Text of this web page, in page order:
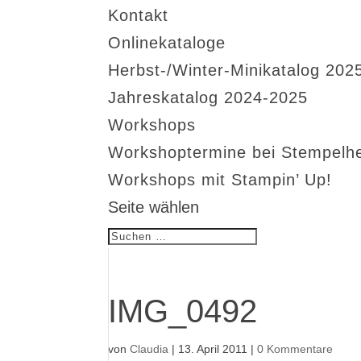
Kontakt
Onlinekataloge
Herbst-/Winter-Minikatalog
Jahreskatalog 2024-2025
Workshops
Workshoptermine bei
Workshops mit Stampin’ Up!
Seite wählen
IMG_0492
vonClaudia | 13. April 2011 |0 Kommentare